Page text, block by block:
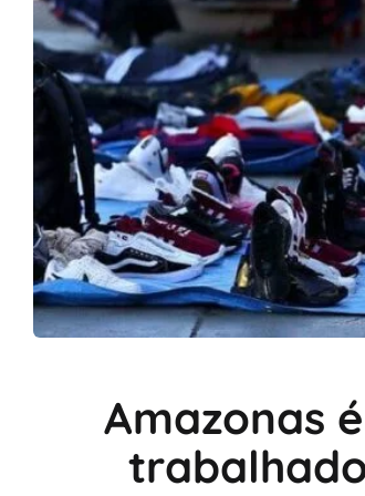
Amazonas